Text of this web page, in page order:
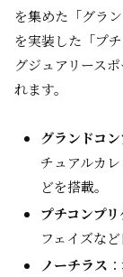
を集めた「グラ
を実装した「プ
グジュアリース
れます。
グランドコ
チュアルカ
どを搭載。
プチコンプ
フェイズな
ノーチラス